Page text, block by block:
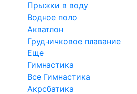
Прыжки в воду
Водное поло
Акватлон
Грудничковое плавание
Еще
Гимнастика
Все Гимнастика
Акробатика